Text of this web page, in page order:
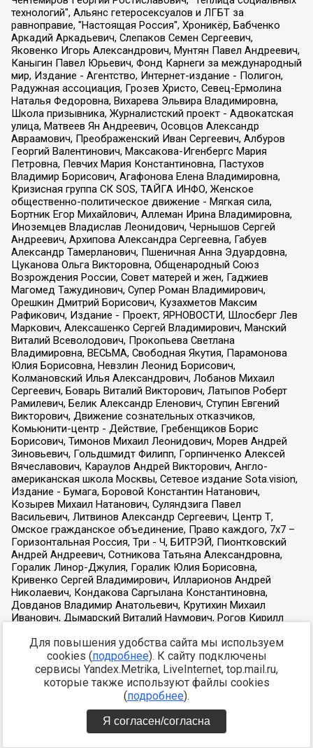
Для повышения удобства сайта мы используем
cookies (подробнее). К сайту подключены
сервисы Yandex.Metrika, LiveInternet, top.mail.ru,
которые также используют файлы cookies
(подробнее).
Я согласен/согласна